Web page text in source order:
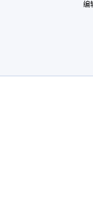
编